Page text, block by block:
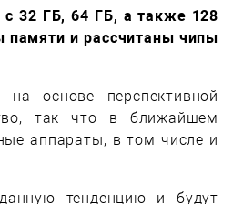
с 32 ГБ, 64 ГБ, а также 128
памяти и рассчитаны чипы
основе перспективной
так что в ближайшем
аппараты, в том числе и
тенденцию и будут